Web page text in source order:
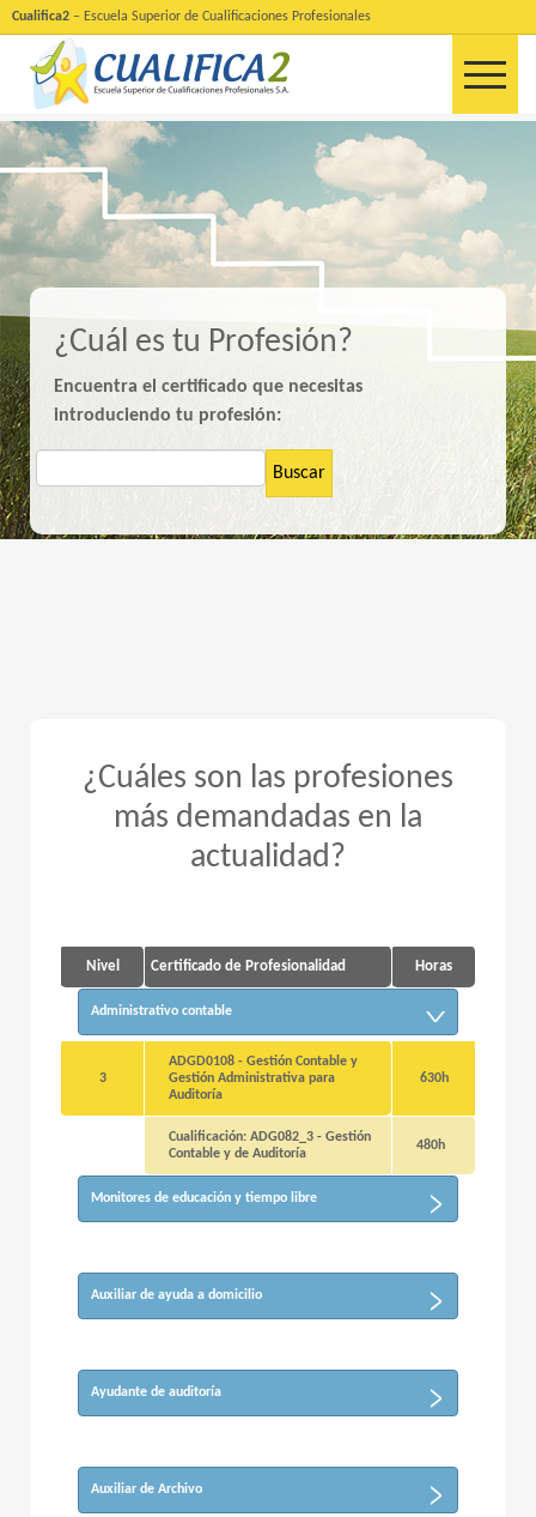
Cualifica2 – Escuela Superior de Cualificaciones Profesionales
¿Cuál es tu Profesión?
Encuentra el certificado que necesitas
introduciendo tu profesión:
Buscar
¿Cuáles son las profesiones
más demandadas en la
actualidad?
Nivel Certificado de Profesionalidad Horas
Administrativo contable
3
ADGD0108 - Gestión Contable y
Gestión Administrativa para
Auditoría
630h
Cualificación: ADG082_3 - Gestión
Contable y de Auditoría
480h
Monitores de educación y tiempo libre
Auxiliar de ayuda a domicilio
Ayudante de auditoría
Auxiliar de Archivo